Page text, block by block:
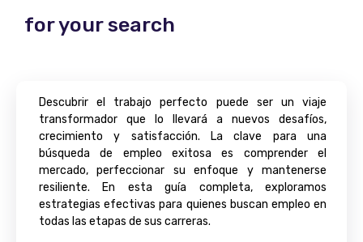
for your search
Descubrir el trabajo perfecto puede ser un viaje
transformador que lo llevará a nuevos desafíos,
crecimiento y satisfacción. La clave para una
búsqueda de empleo exitosa es comprender el
mercado, perfeccionar su enfoque y mantenerse
resiliente. En esta guía completa, exploramos
estrategias efectivas para quienes buscan empleo en
todas las etapas de sus carreras.